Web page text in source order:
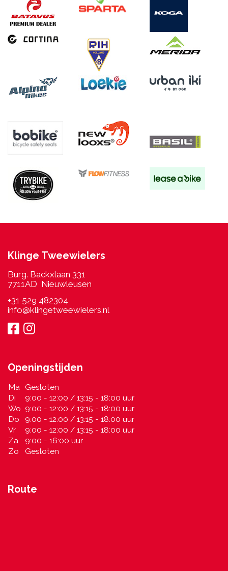
Klinge Tweewielers
Burg. Backxlaan 331
7711AD Nieuwleusen
+31 529 482304
info@klingetweewielers.nl
Openingstijden
Ma Gesloten
Di
9:00 - 12:00 / 13:15 - 18:00 uur
Wo 9:00 - 12:00 / 13:15 - 18:00 uur
Do
9:00 - 12:00 / 13:15 - 18:00 uur
Vr
9:00 - 12:00 / 13:15 - 18:00 uur
Za
9:00 - 16:00 uur
Zo
Gesloten
Route